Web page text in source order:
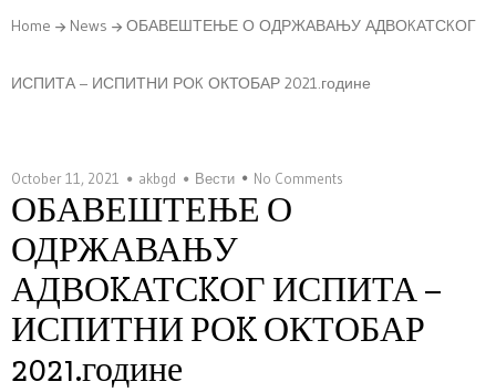
Home News ОБАВЕШТЕЊЕ О ОДРЖАВАЊУ АДВОKАТСKОГ
ИСПИТА – ИСПИТНИ РОK ОКТОБАР 2021.године
October 11, 2021 akbgd Вести No Comments
ОБАВЕШТЕЊЕ О
ОДРЖАВАЊУ
АДВОKАТСKОГ ИСПИТА –
ИСПИТНИ РОK ОКТОБАР
2021.године